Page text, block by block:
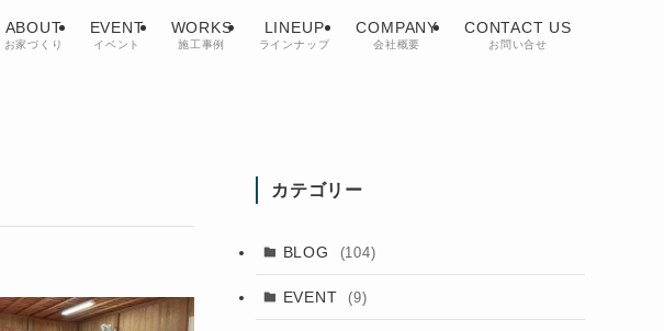
ABOUT
お家づくり
EVENT
イベント
WORKS
施工事例
LINEUP
ラインナップ
COMPANY
会社概要
CONTACT US
お問い合せ
カテゴリー
BLOG (104)
EVENT (9)